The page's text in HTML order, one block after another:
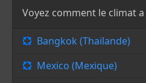
Voyez comment le climat
Bangkok (Thaïlande)
Mexico (Mexique)